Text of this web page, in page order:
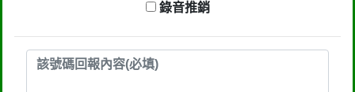
回報時間：2023-06-24 10:57:52
匿名：
👎 推銷/可疑電話/不信任電話
錄音推銷